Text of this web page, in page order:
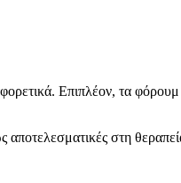
Επιπλέον, τα
αποτελεσματικές στη